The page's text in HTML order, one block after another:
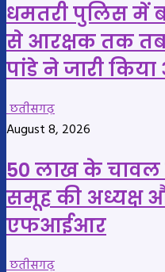
धमतरी पुलिस में
से आरक्षक तक
पांडे ने जारी
छतीसगढ़
August 8, 2026
50 लाख के चावल
समूह की अध्यक्ष
एफआईआर
छतीसगढ़